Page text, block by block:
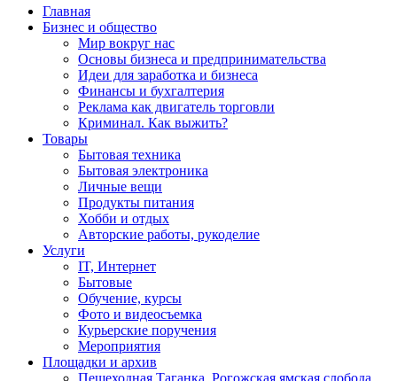
Главная
Бизнес и общество
Мир вокруг нас
Основы бизнеса и предпринимательства
Идеи для заработка и бизнеса
Финансы и бухгалтерия
Реклама как двигатель торговли
Криминал. Как выжить?
Товары
Бытовая техника
Бытовая электроника
Личные вещи
Продукты питания
Хобби и отдых
Авторские работы, рукоделие
Услуги
IT, Интернет
Бытовые
Обучение, курсы
Фото и видеосъемка
Курьерские поручения
Мероприятия
Площадки и архив